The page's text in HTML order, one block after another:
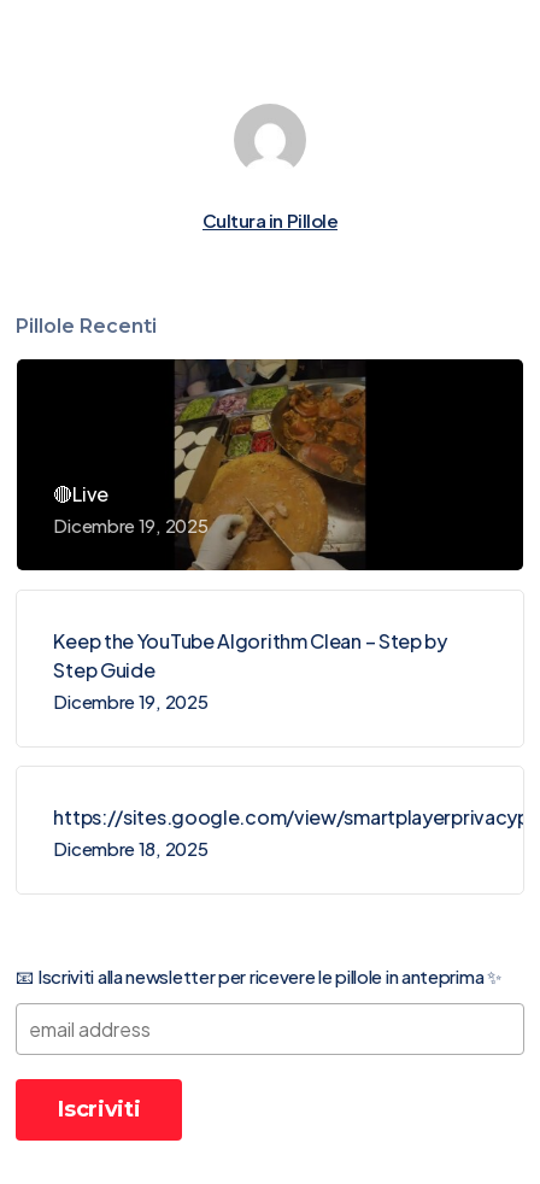
Cultura in Pillole
Pillole Recenti
🔴Live
Dicembre 19, 2025
Keep the YouTube Algorithm Clean – Step by
Step Guide
Dicembre 19, 2025
https://sites.google.com/view/
Dicembre 18, 2025
📧 Iscriviti alla newsletter per ricevere le pillole in anteprima ✨